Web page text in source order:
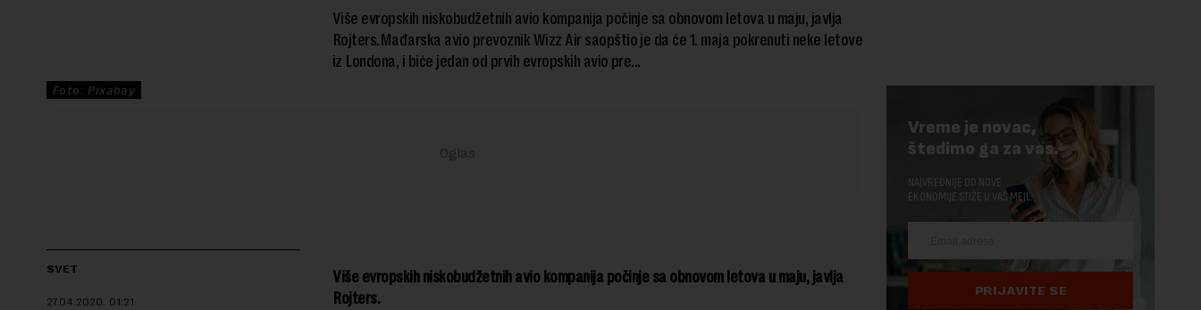
Više evropskih niskobudžetnih avio kompanija počinje sa obnovom letova u maju, javlja
Rojters.Mađarska avio prevoznik Wizz Air saopštio je da će 1. maja pokrenuti neke letove
iz Londona, i biće jedan od prvih evropskih avio pre...
Foto: Pixabay
SVET
27.04.2020. 01:21
Više evropskih niskobudžetnih avio kompanija počinje sa obnovom letova u maju, javlja
Rojters.
Vreme je novac,
štedimo ga za vas.
NAJVREDNIJE OD NOVE
EKONOMIJE STIŽE U VAŠ MEJL.
PRIJAVITE SE